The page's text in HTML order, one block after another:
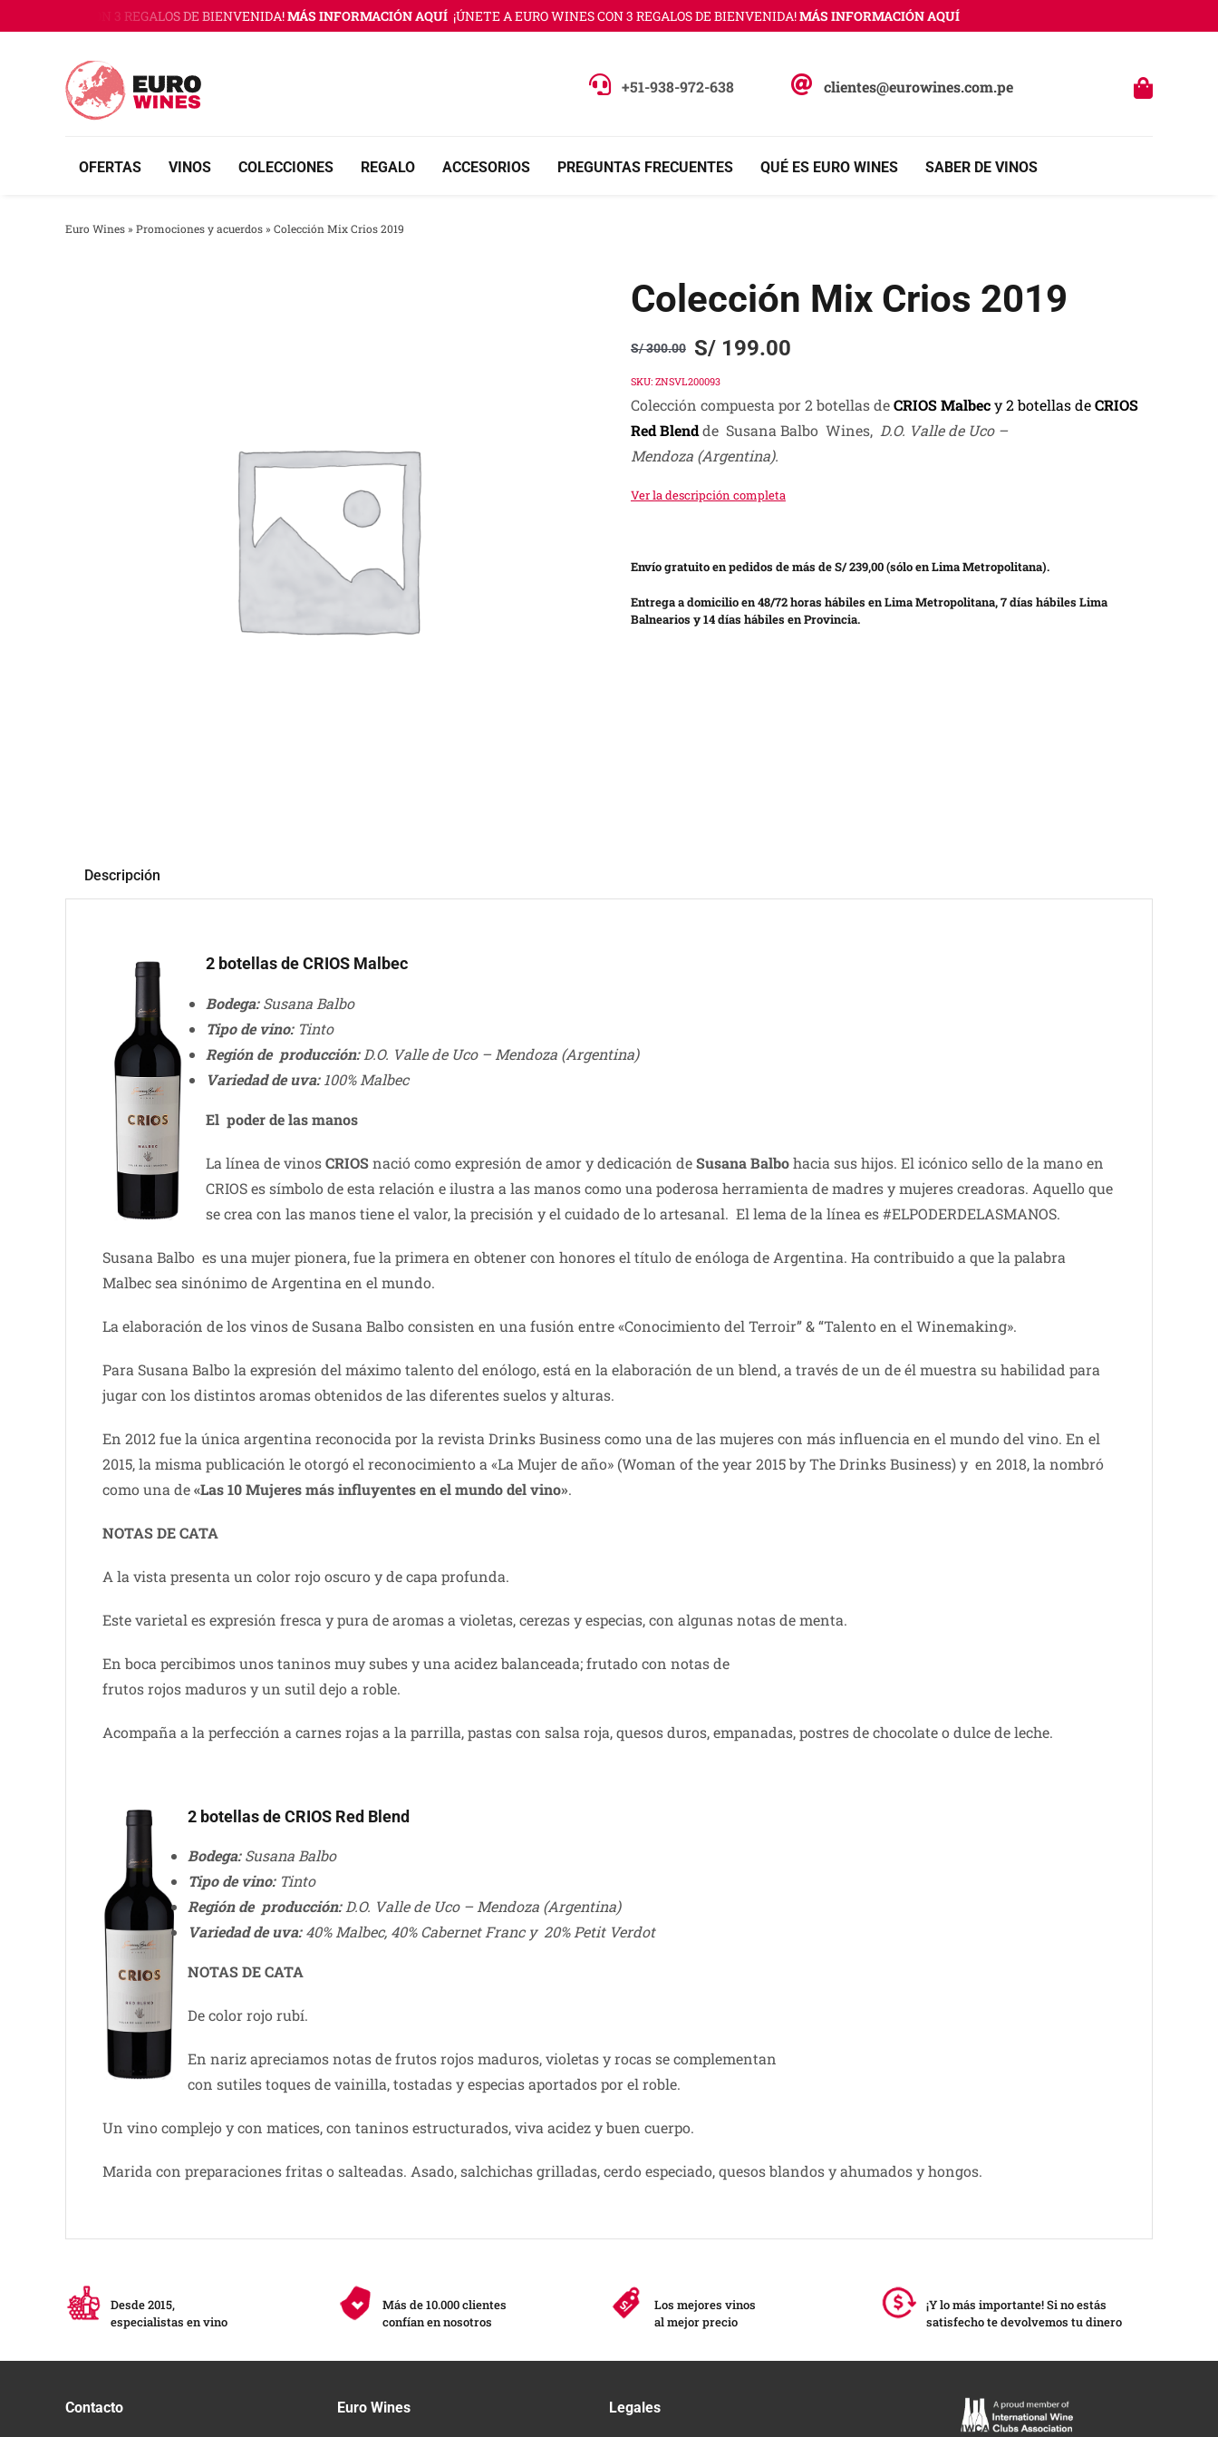
al
WINES CON 3 REGALOS DE BIENVENIDA!MÁS INFORMACIÓN AQUÍ ¡ÚNETE A EURO WINES CON 3 REGALOS DE BIENVENIDA!MÁS INFORMACIÓN AQUÍ
+51-938-972-638 clientes@eurowines.com.pe
OFERTAS VINOS COLECCIONES REGALO ACCESORIOS PREGUNTAS FRECUENTES QUÉ ES EURO WINES SABER DE VINOS
Euro Wines» Promociones y acuerdos» Colección Mix Crios 2019
Colección Mix Crios 2019
S/300.00
Original
price
was:
S/ 300.00.
S/199.00
Current
price
is:
S/ 199.00.
SKU: ZNSVL200093
Colección compuesta por 2 botellas deCRIOS Malbecy 2 botellas deCRIOS
Red Blendde Susana Balbo Wines, D.O. Valle de Uco –
Mendoza (Argentina).
Ver la descripción completa
Envío gratuito en pedidos de más de S/ 239,00 (sólo en Lima Metropolitana).
Entrega a domicilio en 48/72 horas hábiles en Lima Metropolitana, 7 días hábiles Lima
Balnearios y 14 días hábiles en Provincia.
Descripción
2 botellas de CRIOS Malbec
Bodega:Susana Balbo
Tipo de vino: Tinto
Región de producción:D.O. Valle de Uco – Mendoza (Argentina)
Variedad de uva:100% Malbec
El poder de las manos
La línea de vinosCRIOSnació como expresión de amor y dedicación deSusana Balbohacia sus hijos. El icónico sello de la mano en
CRIOS es símbolo de esta relación e ilustra a las manos como una poderosa herramienta de madres y mujeres creadoras. Aquello que
se crea con las manos tiene el valor, la precisión y el cuidado de lo artesanal. El lema de la línea es #ELPODERDELASMANOS.
Susana Balbo es una mujer pionera, fue la primera en obtener con honores el título de enóloga de Argentina. Ha contribuido a que la palabra
Malbec sea sinónimo de Argentina en el mundo.
La elaboración de los vinos de Susana Balbo consisten en una fusión entre «Conocimiento del Terroir” & “Talento en el Winemaking».
Para Susana Balbo la expresión del máximo talento del enólogo, está en la elaboración de un blend, a través de un de él muestra su habilidad para
jugar con los distintos aromas obtenidos de las diferentes suelos y alturas.
En 2012 fue la única argentina reconocida por la revista Drinks Business como una de las mujeres con más influencia en el mundo del vino. En el
2015, la misma publicación le otorgó el reconocimiento a «La Mujer de año» (Woman of the year 2015 by The Drinks Business) y en 2018, la nombró
como una de«Las 10 Mujeres más influyentes en el mundo del vino».
NOTAS DE CATA
A la vista presenta un color rojo oscuro y de capa profunda.
Este varietal es expresión fresca y pura de aromas a violetas, cerezas y especias, con algunas notas de menta.
En boca percibimos unos taninos muy subes y una acidez balanceada; frutado con notas de
frutos rojos maduros y un sutil dejo a roble.
Acompaña a la perfección a carnes rojas a la parrilla, pastas con salsa roja, quesos duros, empanadas, postres de chocolate o dulce de leche.
2 botellas de CRIOS Red Blend
Bodega:Susana Balbo
Tipo de vino: Tinto
Región de producción:D.O. Valle de Uco – Mendoza (Argentina)
Variedad de uva:40% Malbec, 40% Cabernet Franc y 20% Petit Verdot
NOTAS DE CATA
De color rojo rubí.
En nariz apreciamos notas de frutos rojos maduros, violetas y rocas se complementan
con sutiles toques de vainilla, tostadas y especias aportados por el roble.
Un vino complejo y con matices, con taninos estructurados, viva acidez y buen cuerpo.
Marida con preparaciones fritas o salteadas. Asado, salchichas grilladas, cerdo especiado, quesos blandos y ahumados y hongos.
Desde 2015,
especialistas en vino
Más de 10.000 clientes
confían en nosotros
Los mejores vinos
al mejor precio
¡Y lo más importante! Si no estás
satisfecho te devolvemos tu dinero
Contacto Euro Wines Legales